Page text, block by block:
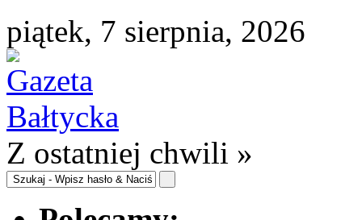
piątek, 7 sierpnia, 2026
Z ostatniej chwili »